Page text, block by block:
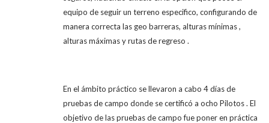
equipo de seguir un terreno especifico, configurando de
manera correcta las geo barreras, alturas mínimas ,
alturas máximas y rutas de regreso .
En el ámbito práctico se llevaron a cabo 4 días de
pruebas de campo donde se certificó a ocho Pilotos . El
objetivo de las pruebas de campo fue poner en práctica